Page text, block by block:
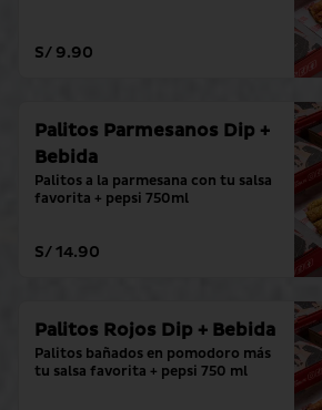
S/ 9.90
Palitos Parmesanos Dip +
Bebida
Palitos a la parmesana con tu salsa
favorita + pepsi 750ml
S/ 14.90
Palitos Rojos Dip + Bebida
Palitos bañados en pomodoro más
tu salsa favorita + pepsi 750 ml